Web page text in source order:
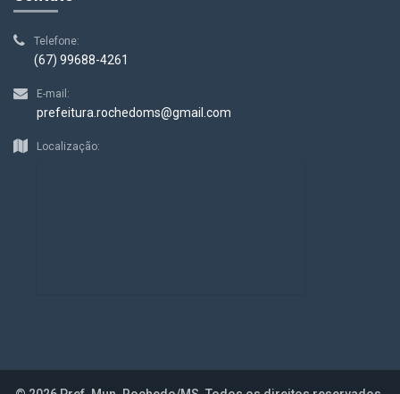
Telefone:
(67) 99688-4261
E-mail:
prefeitura.rochedoms@gmail.com
Localização: